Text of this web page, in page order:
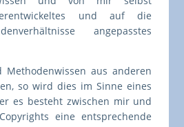
und auf die
angepasstes
aus anderen
so wird dies im Sinne eines
es besteht zwischen mir und
eine entsprechende